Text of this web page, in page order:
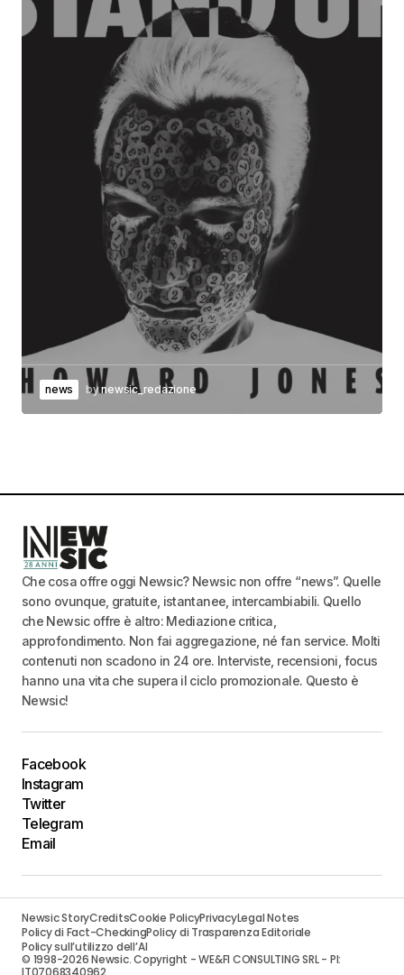
news bynewsic_redazione
Che cosa offre oggi Newsic? Newsic non offre “news”. Quelle
sono ovunque, gratuite, istantanee, intercambiabili. Quello
che Newsic offre è altro: Mediazione critica,
approfondimento. Non fai aggregazione, né fan service. Molti
contenuti non scadono in 24 ore. Interviste, recensioni, focus
hanno una vita che supera il ciclo promozionale. Questo è
Newsic!
Facebook
Instagram
Twitter
Telegram
Email
Newsic StoryCreditsCookie PolicyPrivacyLegal Notes
Policy di Fact-CheckingPolicy di Trasparenza Editoriale
Policy sull’utilizzo dell’AI
© 1998-2026 Newsic. Copyright - WE&FI CONSULTING SRL - PI:
IT07068340962